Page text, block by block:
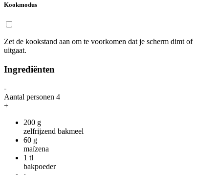
Kookmodus
Zet de kookstand aan om te voorkomen dat je scherm dimt of
uitgaat.
Ingrediënten
-
Aantal personen 4
+
200 g
zelfrijzend bakmeel
60 g
maïzena
1 tl
bakpoeder